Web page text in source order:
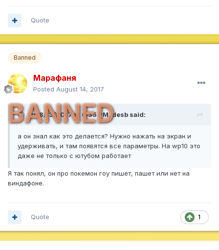
Quote
Banned
Марафаня
Posted August 14, 2017
BANNED
On 8/13/2017 at 6:35 PM, desb said:
а он знал как это делается? Нужно нажать на экран и
удерживать, и там появятся все параметры. На wp10 это
даже не только с ютубом работает
Я так понял, он про покемон гоу пишет, пашет или нет на
виндафоне.
1
Quote